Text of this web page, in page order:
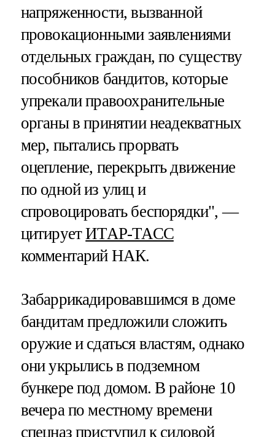
напряженности, вызванной
провокационными заявлениями
отдельных граждан, по существу
пособников бандитов, которые
упрекали правоохранительные
органы в принятии неадекватных
мер, пытались прорвать
оцепление, перекрыть движение
по одной из улиц и
спровоцировать беспорядки", —
цитируетИТАР-ТАСС
комментарий НАК.
Забаррикадировавшимся в доме
бандитам предложили сложить
оружие и сдаться властям, однако
они укрылись в подземном
бункере под домом. В районе 10
вечера по местному времени
спецназ приступил к силовой